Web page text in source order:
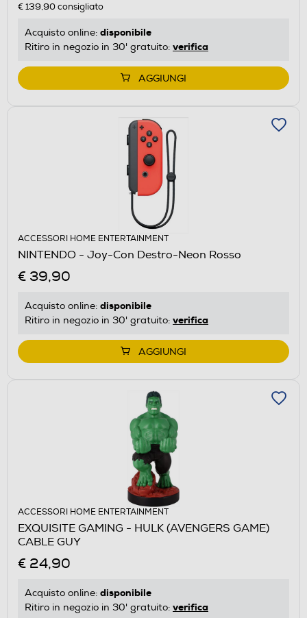
€ 139,90consigliato
Acquisto online: disponibile
Ritiro in negozio in 30' gratuito: verifica
AGGIUNGI
ACCESSORI HOME ENTERTAINMENT
NINTENDO - Joy-Con Destro-Neon Rosso
€ 39,90
Acquisto online: disponibile
Ritiro in negozio in 30' gratuito: verifica
AGGIUNGI
ACCESSORI HOME ENTERTAINMENT
EXQUISITE GAMING - HULK (AVENGERS GAME)
CABLE GUY
€ 24,90
Acquisto online: disponibile
Ritiro in negozio in 30' gratuito: verifica